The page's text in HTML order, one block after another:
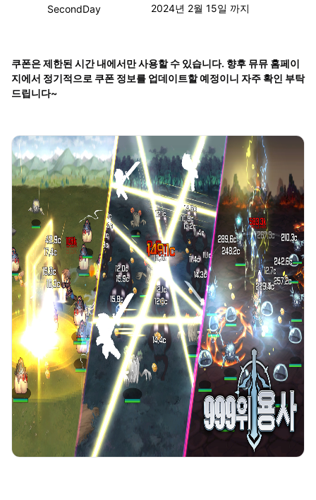
SecondDay 2024년 2월 15일 까지
쿠폰은 제한된 시간 내에서만 사용할 수 있습니다. 향후 뮤뮤 홈페이
지에서 정기적으로 쿠폰 정보를 업데이트할 예정이니 자주 확인 부탁
드립니다~